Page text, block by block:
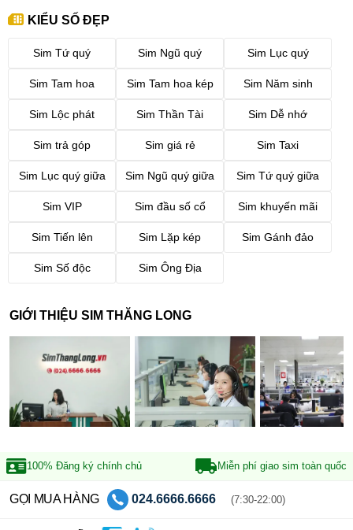
KIỂU SỐ ĐẸP
Sim Tứ quý Sim Ngũ quý Sim Lục quý
Sim Tam hoa Sim Tam hoa kép Sim Năm sinh
Sim Lộc phát Sim Thần Tài Sim Dễ nhớ
Sim trả góp Sim giá rẻ Sim Taxi
Sim Lục quý giữa Sim Ngũ quý giữa Sim Tứ quý giữa
Sim VIP Sim đầu số cổ Sim khuyến mãi
Sim Tiến lên Sim Lặp kép Sim Gánh đảo
Sim Số độc Sim Ông Địa
GIỚI THIỆU SIM THĂNG LONG
100% Đăng ký chính chủ Miễn phí giao sim toàn quốc
GỌI MUA HÀNG 024.6666.6666 (7:30-22:00)